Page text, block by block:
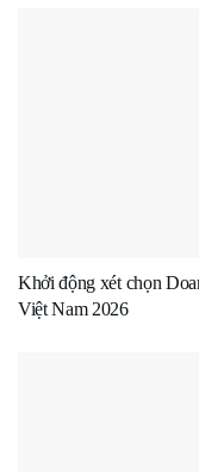
Khởi động xét chọn
Việt Nam 2026